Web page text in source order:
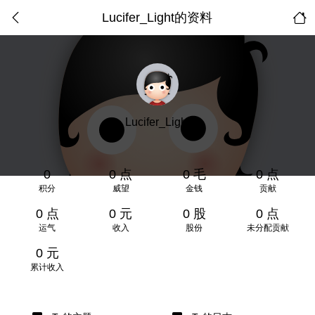
Lucifer_Light的资料
Lucifer_Light
0
积分
0 点
威望
0 毛
金钱
0 点
贡献
0 点
运气
0 元
收入
0 股
股份
0 点
未分配贡献
0 元
累计收入